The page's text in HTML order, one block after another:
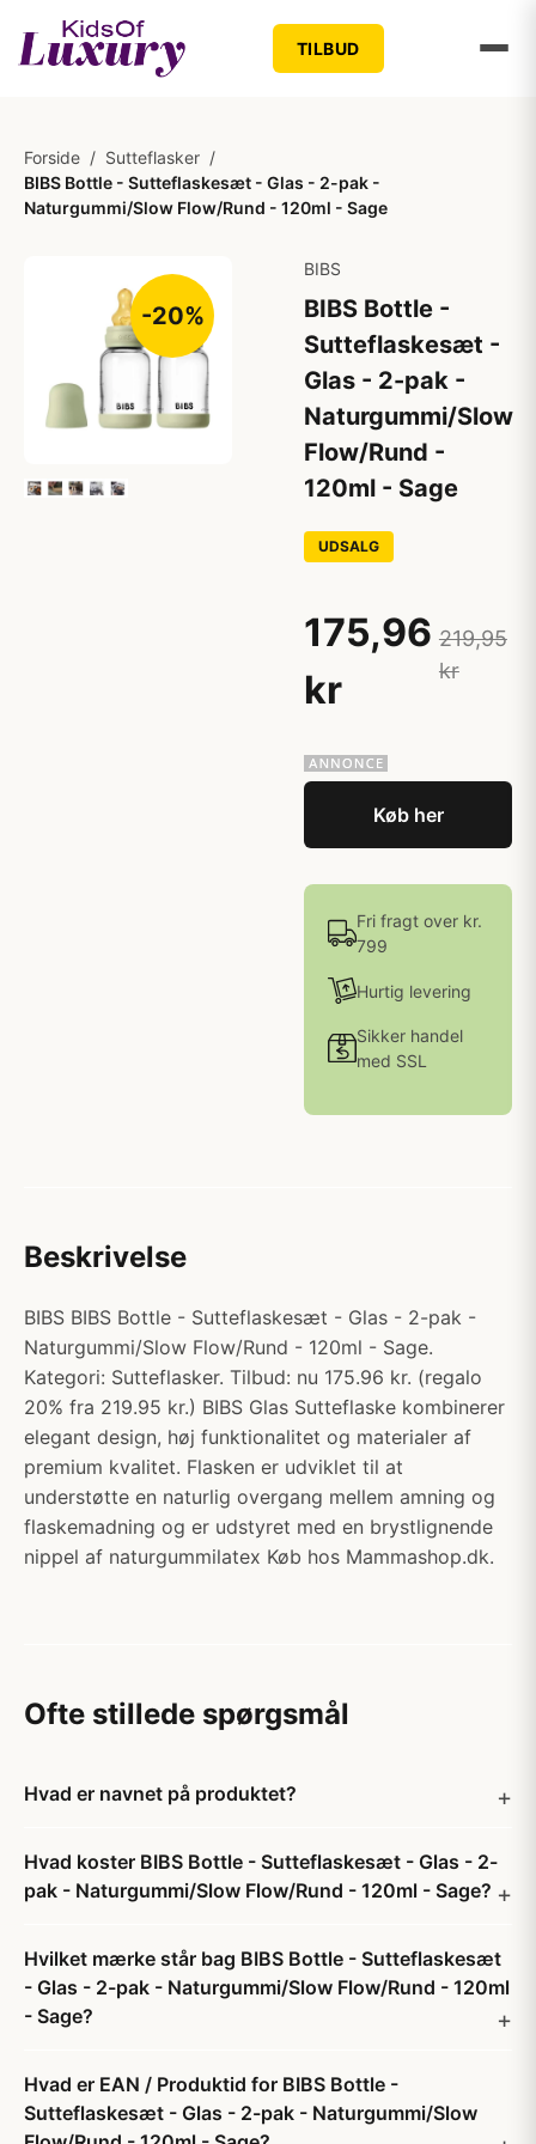
TILBUD
Forside / Sutteflasker /
BIBS Bottle - Sutteflaskesæt - Glas - 2-pak -
Naturgummi/Slow Flow/Rund - 120ml - Sage
-20%
BIBS
BIBS Bottle -
Sutteflaskesæt -
Glas - 2-pak -
Naturgummi/Slow
Flow/Rund -
120ml - Sage
UDSALG
175,96
kr
219,95
kr
Køb her
Fri fragt over kr.
799
Hurtig levering
Sikker handel
med SSL
Beskrivelse
BIBS BIBS Bottle - Sutteflaskesæt - Glas - 2-pak -
Naturgummi/Slow Flow/Rund - 120ml - Sage.
Kategori: Sutteflasker. Tilbud: nu 175.96 kr. (regalo
20% fra 219.95 kr.) BIBS Glas Sutteflaske kombinerer
elegant design, høj funktionalitet og materialer af
premium kvalitet. Flasken er udviklet til at
understøtte en naturlig overgang mellem amning og
flaskemadning og er udstyret med en brystlignende
nippel af naturgummilatex Køb hos Mammashop.dk.
Ofte stillede spørgsmål
Hvad er navnet på produktet?
Hvad koster BIBS Bottle - Sutteflaskesæt - Glas - 2-
pak - Naturgummi/Slow Flow/Rund - 120ml - Sage?
Hvilket mærke står bag BIBS Bottle - Sutteflaskesæt
- Glas - 2-pak - Naturgummi/Slow Flow/Rund - 120ml
- Sage?
Hvad er EAN / Produktid for BIBS Bottle -
Sutteflaskesæt - Glas - 2-pak - Naturgummi/Slow